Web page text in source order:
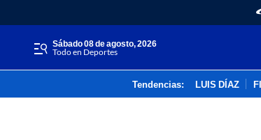
sábado 08 de agosto, 2026
Todo en Deportes
Tendencias: LUIS DÍAZ